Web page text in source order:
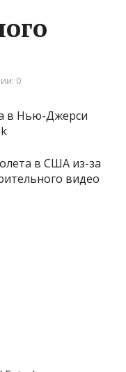
0
в Нью-Джерси